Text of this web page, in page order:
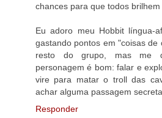
chances para que todos brilhem
Eu adoro meu Hobbit língua-
gastando pontos em "coisas
resto do grupo, mas me
personagem é bom: falar e
vire para matar o troll das
achar alguma passagem
Responder